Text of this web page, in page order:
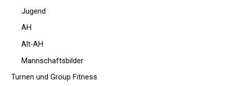
Jugend
AH
Alt-AH
Mannschaftsbilder
Turnen und Group Fitness